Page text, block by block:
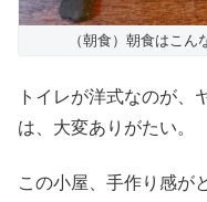
（朝食）朝食はこん
トイレが洋式なのが、
は、大変ありがたい。
この小屋、手作り感が